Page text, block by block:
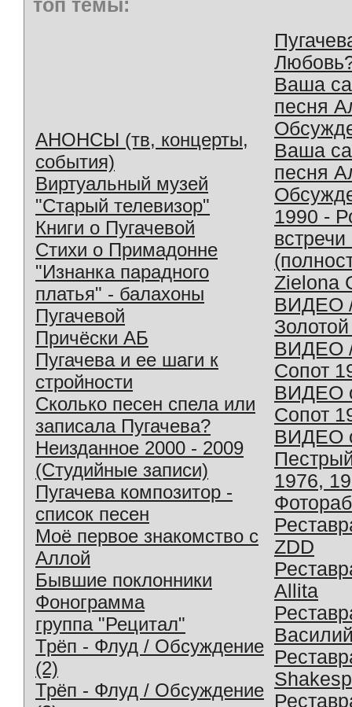
топ темы:
АНОНСЫ (тв, концерты,
события)
Виртуальный музей
"Старый телевизор"
Книги о Пугачевой
Стихи о Примадонне
"Изнанка парадного
платья" - балахоны
Пугачевой
Причёски АБ
Пугачева и ее шаги к
стройности
Сколько песен спела или
записала Пугачева?
Неизданное 2000 - 2009
(Студийные записи)
Пугачева композитор -
список песен
Моё первое знакомство с
Аллой
Бывшие поклонники
Фонограмма
группа "Рецитал"
Трёп - Флуд / Обсуждение
(2)
Трёп - Флуд / Обсуждение
Ваша
песня
Ваша
песня
1990 -
Zielona
ВИДЕО
ВИДЕО
Сопот
ВИДЕО
Сопот
ВИДЕО
1976,
ZDD
Allita